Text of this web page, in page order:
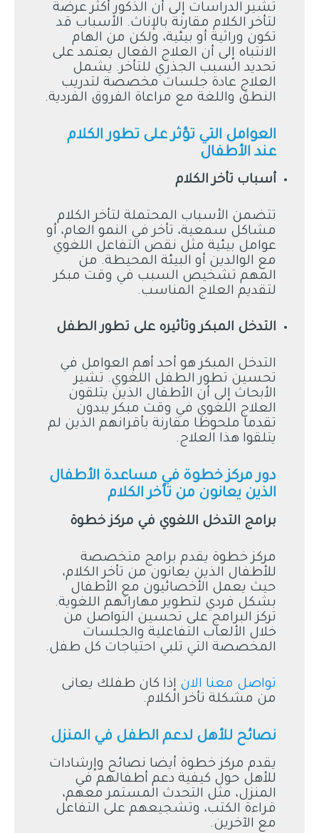
تشير الدراسات إلى أن الذكور أكثر عرضة
لتأخر الكلام مقارنة بالإناث. الأسباب قد
تكون وراثية أو بيئية، ولكن من الهام
الانتباه إلى أن العلاج الفعال يعتمد على
تحديد السبب الجذري للتأخر. يشمل
العلاج عادة جلسات مخصصة لتدريب
النطق واللغة مع مراعاة الفروق الفردية.
العوامل التي تؤثر على تطور الكلام
عند الأطفال
أسباب تأخر الكلام
تتضمن الأسباب المحتملة لتأخر الكلام
مشاكل سمعية، تأخر في النمو العام، أو
عوامل بيئية مثل نقص التفاعل اللغوي
مع الوالدين أو البيئة المحيطة. من
المهم تشخيص السبب في وقت مبكر
لتقديم العلاج المناسب.
التدخل المبكر وتأثيره على تطور الطفل
التدخل المبكر هو أحد أهم العوامل في
تحسين تطور الطفل اللغوي. تشير
الأبحاث إلى أن الأطفال الذين يتلقون
العلاج اللغوي في وقت مبكر يبدون
تقدما ملحوظا مقارنة بأقرانهم الذين لم
يتلقوا هذا العلاج.
دور مركز خطوة في مساعدة الأطفال
الذين يعانون من تأخر الكلام
برامج التدخل اللغوي في مركز خطوة
مركز خطوة يقدم برامج متخصصة
للأطفال الذين يعانون من تأخر الكلام،
حيث يعمل الأخصائيون مع الأطفال
بشكل فردي لتطوير مهاراتهم اللغوية.
تركز البرامج على تحسين التواصل من
خلال الألعاب التفاعلية والجلسات
المخصصة التي تلبي احتياجات كل طفل.
تواصل معنا الان إذا كان طفلك يعانى
من مشكلة تأخر الكلام.
نصائح للأهل لدعم الطفل في المنزل
يقدم مركز خطوة أيضا نصائح وإرشادات
للأهل حول كيفية دعم أطفالهم في
المنزل، مثل التحدث المستمر معهم،
قراءة الكتب، وتشجيعهم على التفاعل
مع الآخرين.